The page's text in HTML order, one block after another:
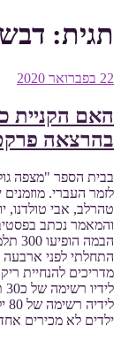
תגית: דבש
פורסם
22 בפברואר 2020
האם הקניית
בהרצאה
בבית הספר "מצפה
לזמר העברי.
טהרלב, אבי טולדנו,
התחלתי לפני ארבעה
מדריכים להנחיית
ילדים לא מכירים